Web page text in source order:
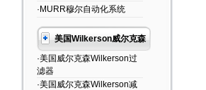
·MURR穆尔自动化系统
美国Wilkerson威尔克森
·美国威尔克森Wilkerson过
滤器
·美国威尔克森Wilkerson减